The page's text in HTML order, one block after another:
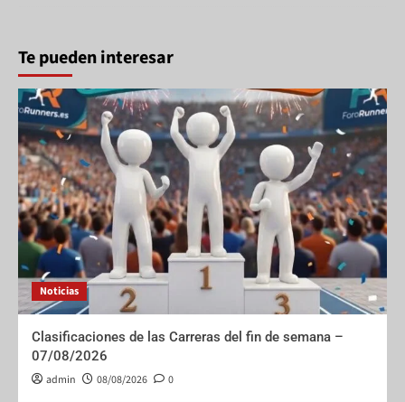
Te pueden interesar
Noticias
Clasificaciones de las Carreras del fin de semana –
07/08/2026
admin 08/08/2026 0